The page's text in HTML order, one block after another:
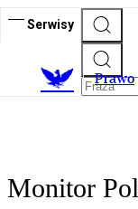
Serwisy
Prawo
Monitor